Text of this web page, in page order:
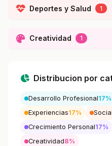
Deportes y Salud 1
Creatividad 1
Distribucion por
Desarrollo Profesional17%
Experiencias17%
Crecimiento Personal17%
Creatividad8%